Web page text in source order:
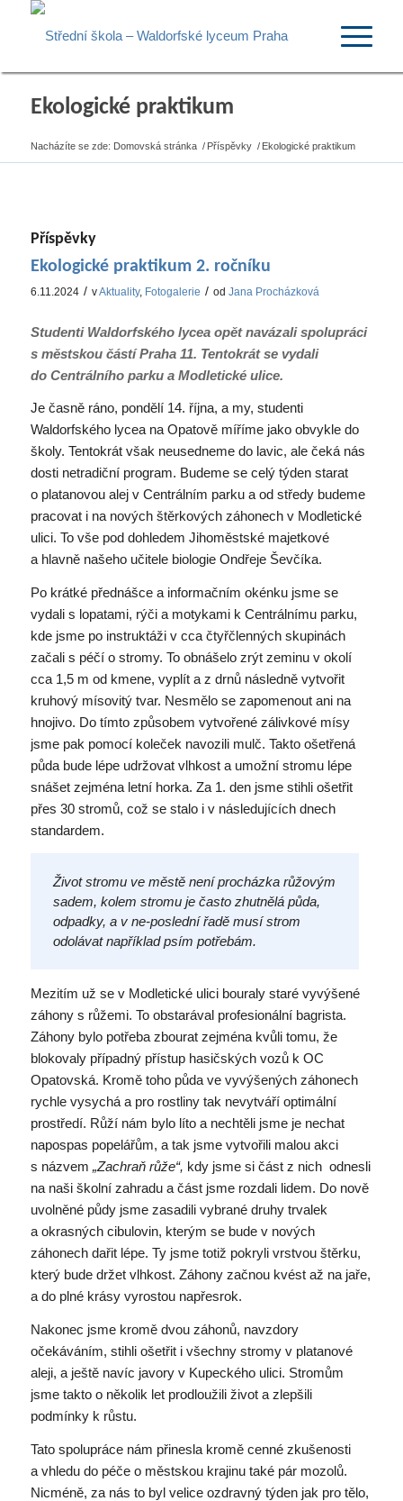
Ekologické praktikum
Nacházíte se zde: Domovská stránka / Příspěvky / Ekologické praktikum
Příspěvky
Ekologické praktikum 2. ročníku
6.11.2024 / vAktuality, Fotogalerie / od Jana Procházková
Studenti Waldorfského lycea opět navázali spolupráci
s městskou částí Praha 11. Tentokrát se vydali
do Centrálního parku a Modletické ulice.
Je časně ráno, pondělí 14. října, a my, studenti
Waldorfského lycea na Opatově míříme jako obvykle do
školy. Tentokrát však neusedneme do lavic, ale čeká nás
dosti netradiční program. Budeme se celý týden starat
o platanovou alej v Centrálním parku a od středy budeme
pracovat i na nových štěrkových záhonech v Modletické
ulici. To vše pod dohledem Jihoměstské majetkové
a hlavně našeho učitele biologie Ondřeje Ševčíka.
Po krátké přednášce a informačním okénku jsme se
vydali s lopatami, rýči a motykami k Centrálnímu parku,
kde jsme po instruktáži v cca čtyřčlenných skupinách
začali s péčí o stromy. To obnášelo zrýt zeminu v okolí
cca 1,5 m od kmene, vyplít a z drnů následně vytvořit
kruhový mísovitý tvar. Nesmělo se zapomenout ani na
hnojivo. Do tímto způsobem vytvořené zálivkové mísy
jsme pak pomocí koleček navozili mulč. Takto ošetřená
půda bude lépe udržovat vlhkost a umožní stromu lépe
snášet zejména letní horka. Za 1. den jsme stihli ošetřit
přes 30 stromů, což se stalo i v následujících dnech
standardem.
Život stromu ve městě není procházka růžovým
sadem, kolem stromu je často zhutnělá půda,
odpadky, a v ne-poslední řadě musí strom
odolávat například psím potřebám.
Mezitím už se v Modletické ulici bouraly staré vyvýšené
záhony s růžemi. To obstarával profesionální bagrista.
Záhony bylo potřeba zbourat zejména kvůli tomu, že
blokovaly případný přístup hasičských vozů k OC
Opatovská. Kromě toho půda ve vyvýšených záhonech
rychle vysychá a pro rostliny tak nevytváří optimální
prostředí. Růží nám bylo líto a nechtěli jsme je nechat
napospas popelářům, a tak jsme vytvořili malou akci
s názvem „Zachraň růže“, kdy jsme si část z nich odnesli
na naši školní zahradu a část jsme rozdali lidem. Do nově
uvolněné půdy jsme zasadili vybrané druhy trvalek
a okrasných cibulovin, kterým se bude v nových
záhonech dařit lépe. Ty jsme totiž pokryli vrstvou štěrku,
který bude držet vlhkost. Záhony začnou kvést až na jaře,
a do plné krásy vyrostou napřesrok.
Nakonec jsme kromě dvou záhonů, navzdory
očekáváním, stihli ošetřit i všechny stromy v platanové
aleji, a ještě navíc javory v Kupeckého ulici. Stromům
jsme takto o několik let prodloužili život a zlepšili
podmínky k růstu.
Tato spolupráce nám přinesla kromě cenné zkušenosti
a vhledu do péče o městskou krajinu také pár mozolů.
Nicméně, za nás to byl velice ozdravný týden jak pro tělo,